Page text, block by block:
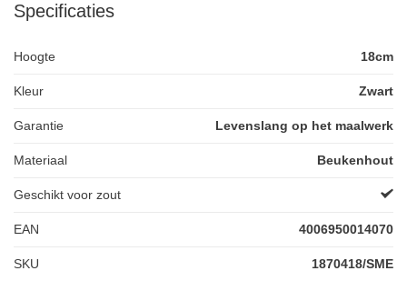
Specificaties
Hoogte 18cm
Kleur Zwart
Garantie Levenslang op het maalwerk
Materiaal Beukenhout
Geschikt voor zout
EAN 4006950014070
SKU 1870418/SME